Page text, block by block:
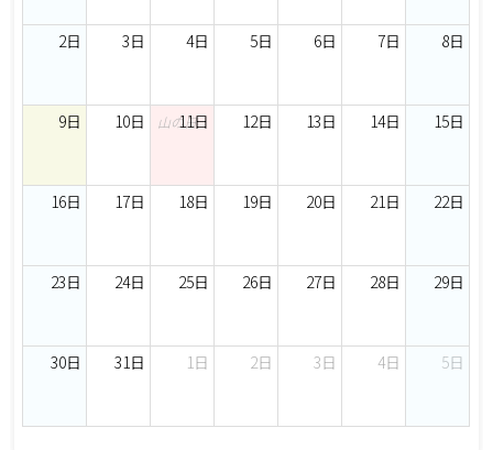
2日 3日 4日 5日 6日 7日 8日
9日 10日 11日
山の日 12日 13日 14日 15日
16日 17日 18日 19日 20日 21日 22日
23日 24日 25日 26日 27日 28日 29日
30日 31日 1日 2日 3日 4日 5日